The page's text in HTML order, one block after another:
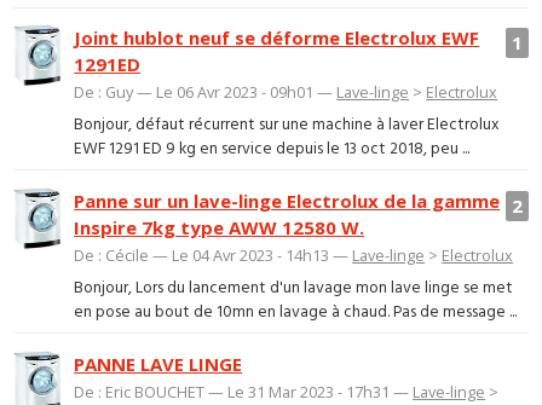
1
Joint hublot neuf se déforme Electrolux EWF
1291ED
De : Guy — Le 06 Avr 2023 - 09h01 — Lave-linge > Electrolux
Bonjour, défaut récurrent sur une machine à laver Electrolux
EWF 1291 ED 9 kg en service depuis le 13 oct 2018, peu ...
2
Panne sur un lave-linge Electrolux de la gamme
Inspire 7kg type AWW 12580 W.
De : Cécile — Le 04 Avr 2023 - 14h13 — Lave-linge > Electrolux
Bonjour, Lors du lancement d'un lavage mon lave linge se met
en pose au bout de 10mn en lavage à chaud. Pas de message ...
PANNE LAVE LINGE
De : Eric BOUCHET — Le 31 Mar 2023 - 17h31 — Lave-linge >